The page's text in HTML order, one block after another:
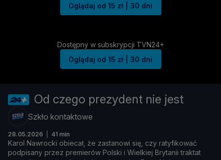
Oglądaj od 15 zł | 30 dni
Dostępny w subskrypcji TVN24+
Oglądaj od 15 zł | 30 dni
Od czego prezydent nie jest
Szkło kontaktowe
28.05.2026 41 min
Karol Nawrocki obiecał, że zastanowi się, czy ratyfikować
podpisany przez premierów Polski i Wielkiej Brytaniitraktat